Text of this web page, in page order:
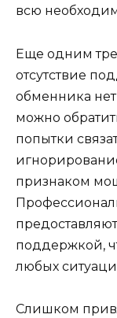
всю
Еще одним
отсутствие
обменника
можно
попытки
признаком
поддержкой,
любых
Слишком